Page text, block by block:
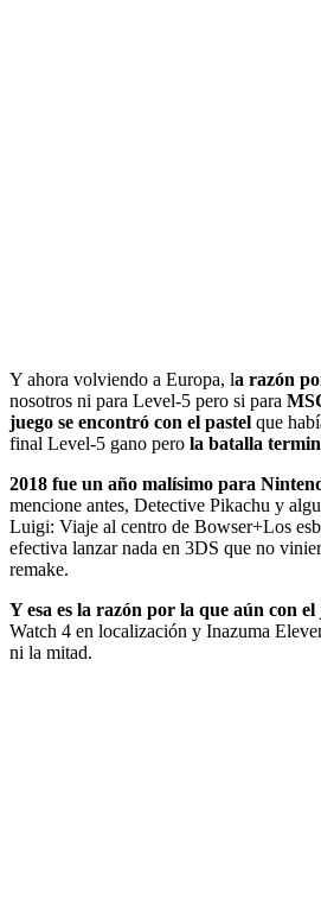
Y ahora volviendo a Europa, la razón
nosotros ni para Level-5 pero si para
juego se encontró con el pastel que
final Level-5 gano pero la batalla
2018 fue un año malísimo para
mencione antes, Detective Pikachu y
Luigi: Viaje al centro de Bowser+Los
efectiva lanzar nada en 3DS que no
remake.
Y esa es la razón por la que aún con
Watch 4 en localización y Inazuma
ni la mitad.